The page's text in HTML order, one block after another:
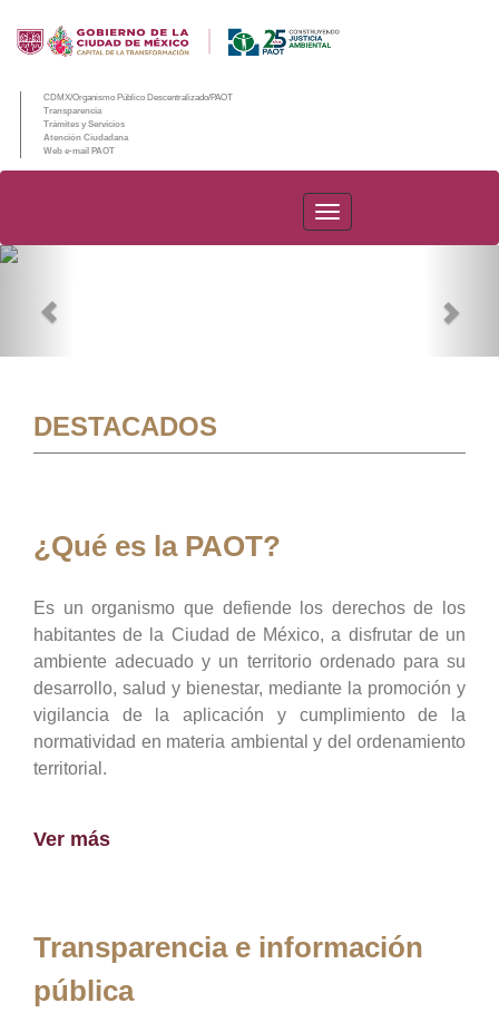
CDMX/Organismo Público Descentralizado/PAOT
Transparencia
Trámites y Servicios
Atención Ciudadana
Web e-mail PAOT
PAOT
DESTACADOS
¿Qué es la PAOT?
Es un organismo que defiende los derechos de los
habitantes de la Ciudad de México, a disfrutar de un
ambiente adecuado y un territorio ordenado para su
desarrollo, salud y bienestar, mediante la promoción y
vigilancia de la aplicación y cumplimiento de la
normatividad en materia ambiental y del ordenamiento
territorial.
Ver más
Transparencia e información
pública